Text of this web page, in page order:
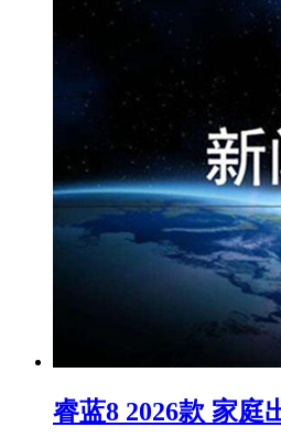
睿蓝8 2026款 家庭